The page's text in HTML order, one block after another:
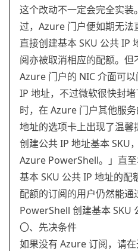
这个改动不一定会完全实装
过，Azure 门户便如期无法
直接创建基本 SKU 公共 IP
阅亦被取消相应的配额。
Azure 门户的 NIC 介面可
IP 地址，不过微软很快封
时，在 Azure 门户其他服
地址的选项卡上出现了温
创建公共 IP 地址基本 SKU
Azure PowerShell。」直
基本 SKU 公共 IP 地址的
配额的订阅的用户仍然能
PowerShell 创建基本 SKU
〇、先决条件
如果没有 Azure 订阅，请